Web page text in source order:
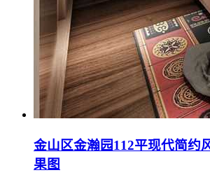
金山区金瀚园112平现代简约
果图